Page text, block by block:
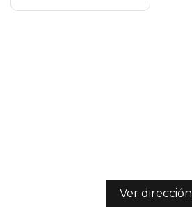
Ver dirección